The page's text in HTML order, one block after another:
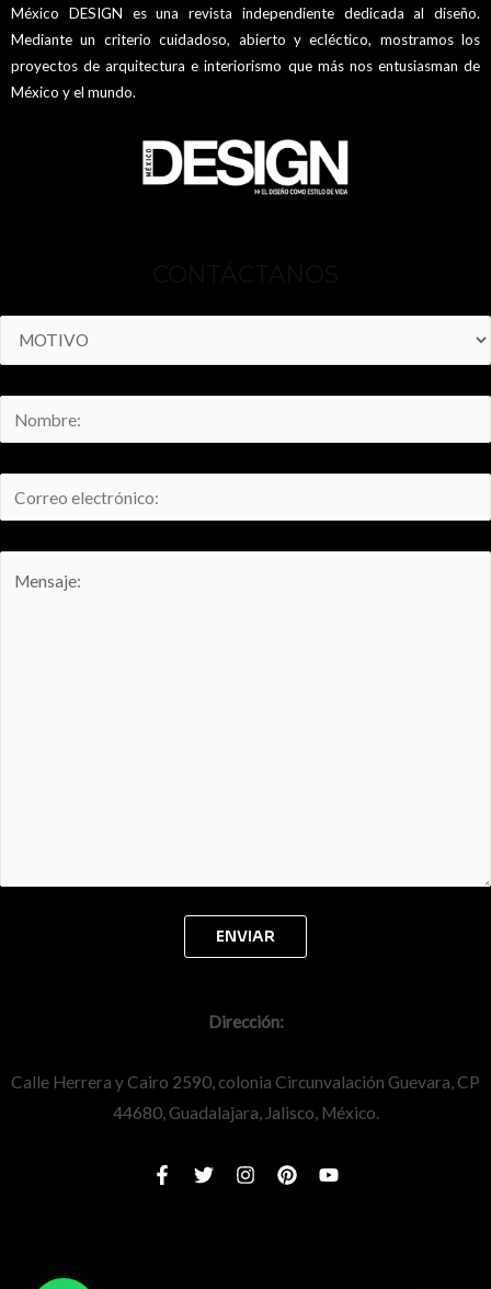
México DESIGN es una revista independiente dedicada al diseño.
Mediante un criterio cuidadoso, abierto y ecléctico, mostramos los
proyectos de arquitectura e interiorismo que más nos entusiasman de
México y el mundo.
CONTÁCTANOS
Dirección:
Calle Herrera y Cairo 2590, colonia Circunvalación Guevara, CP
44680, Guadalajara, Jalisco, México.